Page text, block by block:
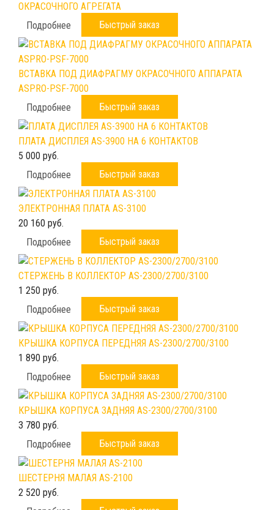
ОКРАСОЧНОГО АГРЕГАТА
Подробнее
Быстрый заказ
ВСТАВКА ПОД ДИАФРАГМУ ОКРАСОЧНОГО АППАРАТА
ASPRO-PSF-7000
Подробнее
Быстрый заказ
ПЛАТА ДИСПЛЕЯ AS-3900 НА 6 КОНТАКТОВ
5 000 руб.
Подробнее
Быстрый заказ
ЭЛЕКТРОННАЯ ПЛАТА AS-3100
20 160 руб.
Подробнее
Быстрый заказ
СТЕРЖЕНЬ В КОЛЛЕКТОР AS-2300/2700/3100
1 250 руб.
Подробнее
Быстрый заказ
КРЫШКА КОРПУСА ПЕРЕДНЯЯ AS-2300/2700/3100
1 890 руб.
Подробнее
Быстрый заказ
КРЫШКА КОРПУСА ЗАДНЯЯ AS-2300/2700/3100
3 780 руб.
Подробнее
Быстрый заказ
ШЕСТЕРНЯ МАЛАЯ AS-2100
2 520 руб.